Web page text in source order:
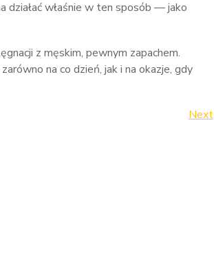
działać właśnie w ten sposób — jako
z męskim, pewnym zapachem.
na co dzień, jak i na okazje, gdy
Next
Next